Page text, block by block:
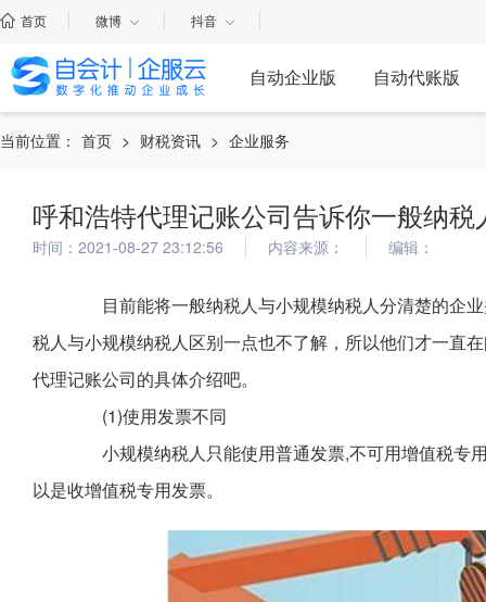
首页 微博 抖音
自动企业版 自动代账版
当前位置： 首页 > 财税资讯 > 企业服务
呼和浩特代理记账公司告诉你一般
时间：2021-08-27 23:12:56 内容来源： 编辑：
目前能将一般纳税人与小规模纳税人分清楚的企业
税人与小规模纳税人区别一点也不了解，所以他们才一直
代理记账公司的具体介绍吧。
(1)使用发票不同
小规模纳税人只能使用普通发票,不可用增值税专
以是收增值税专用发票。